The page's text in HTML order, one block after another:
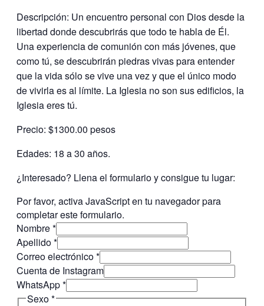
Descripción: Un encuentro personal con Dios desde la
libertad donde descubrirás que todo te habla de Él.
Una experiencia de comunión con más jóvenes, que
como tú, se descubrirán piedras vivas para entender
que la vida sólo se vive una vez y que el único modo
de vivirla es al límite. La Iglesia no son sus edificios, la
Iglesia eres tú.
Precio: $1300.00 pesos
Edades: 18 a 30 años.
¿Interesado? Llena el formulario y consigue tu lugar:
Por favor, activa JavaScript en tu navegador para
completar este formulario.
Nombre*
Apellido*
Correo electrónico*
Cuenta de Instagram
WhatsApp*
Sexo*